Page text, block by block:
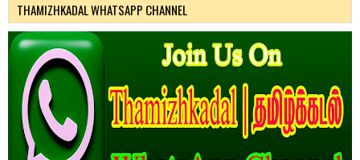
THAMIZHKADAL WHATSAPP CHANNEL